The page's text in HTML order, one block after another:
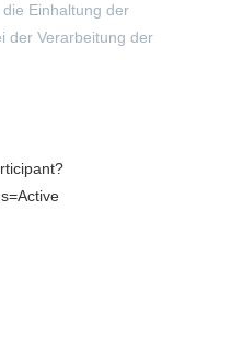
Einhaltung der
der Verarbeitung der